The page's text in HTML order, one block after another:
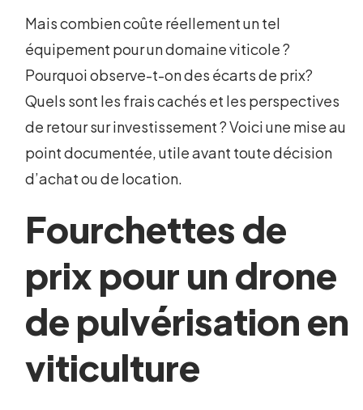
Mais combien coûte réellement un tel
équipement pour un domaine viticole ?
Pourquoi observe-t-on des écarts de prix?
Quels sont les frais cachés et les perspectives
de retour sur investissement ? Voici une mise au
point documentée, utile avant toute décision
d’achat ou de location.
Fourchettes de
prix pour un drone
de pulvérisation en
viticulture